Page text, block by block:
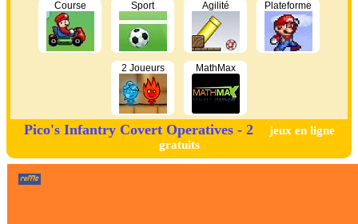
Course Sport Agilité Plateforme
2 Joueurs MathMax
Pico's Infantry Covert Operatives - 2
jeux en ligne
gratuits